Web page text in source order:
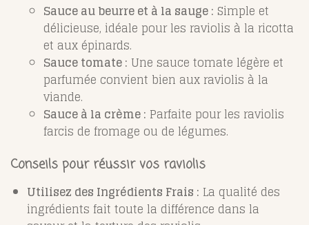
Sauce au beurre et à la sauge : Simple et
délicieuse, idéale pour les raviolis à la ricotta
et aux épinards.
Sauce tomate : Une sauce tomate légère et
parfumée convient bien aux raviolis à la
viande.
Sauce à la crème : Parfaite pour les raviolis
farcis de fromage ou de légumes.
Conseils pour réussir vos raviolis
Utilisez des Ingrédients Frais : La qualité des
ingrédients fait toute la différence dans la